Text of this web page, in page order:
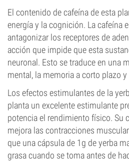
El contenido de cafeína de esta
energía y la cognición. La cafeína
antagonizar los receptores de
acción que impide que esta
neuronal. Esto se traduce en una
mental, la memoria a corto plazo
Los efectos estimulantes de la
planta un excelente estimulante
potencia el rendimiento físico. Su
mejora las contracciones
que una cápsula de 1g de yerba
grasa cuando se toma antes de